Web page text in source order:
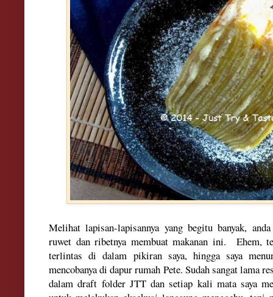
Melihat lapisan-lapisannya yang begitu banyak,
ruwet dan ribetnya membuat makanan ini. Ehem,
terlintas di dalam pikiran saya, hingga saya
mencobanya di dapur rumah Pete. Sudah sangat lama
dalam draft folder JTT dan setiap kali mata saya